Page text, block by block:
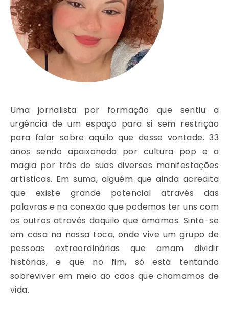
Uma jornalista por formação que sentiu a
urgência de um espaço para si sem restrição
para falar sobre aquilo que desse vontade. 33
anos sendo apaixonada por cultura pop e a
magia por trás de suas diversas manifestações
artísticas. Em suma, alguém que ainda acredita
que existe grande potencial através das
palavras e na conexão que podemos ter uns com
os outros através daquilo que amamos. Sinta-se
em casa na nossa toca, onde vive um grupo de
pessoas extraordinárias que amam dividir
histórias, e que no fim, só está tentando
sobreviver em meio ao caos que chamamos de
vida.